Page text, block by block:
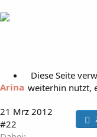
Arina
21 Mrz 2012
#22
Diese Seite
weiterhin nutzt,